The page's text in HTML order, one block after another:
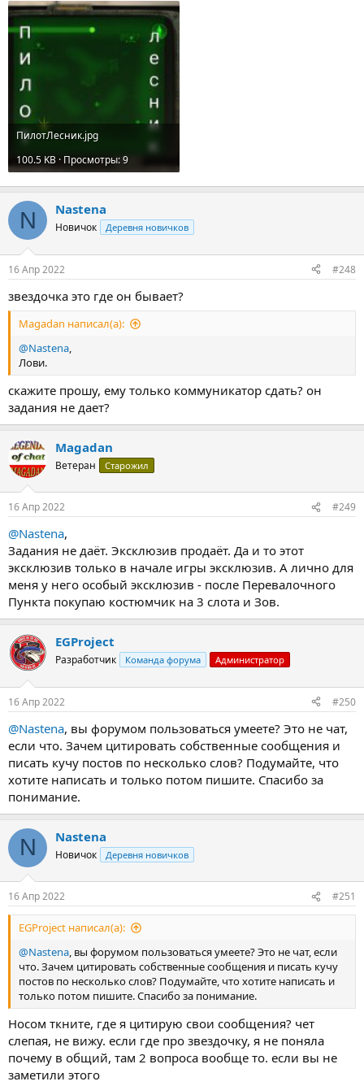
ПилотЛесник.jpg
100.5 KB · Просмотры: 9
N Nastena
Новичок Деревня новичков
16 Апр 2022 #248
звездочка это где он бывает?
Magadan написал(а):
@Nastena,
Лови.
скажите прошу, ему только коммуникатор сдать? он
задания не дает?
Magadan
Ветеран Старожил
16 Апр 2022 #249
@Nastena,
Задания не даёт. Эксклюзив продаёт. Да и то этот
эксклюзив только в начале игры эксклюзив. А лично для
меня у него особый эксклюзив - после Перевалочного
Пункта покупаю костюмчик на 3 слота и Зов.
EGProject
Разработчик Команда форума Администратор
16 Апр 2022 #250
@Nastena, вы форумом пользоваться умеете? Это не чат,
если что. Зачем цитировать собственные сообщения и
писать кучу постов по несколько слов? Подумайте, что
хотите написать и только потом пишите. Спасибо за
понимание.
N Nastena
Новичок Деревня новичков
16 Апр 2022 #251
EGProject написал(а):
@Nastena, вы форумом пользоваться умеете? Это не чат, если
что. Зачем цитировать собственные сообщения и писать кучу
постов по несколько слов? Подумайте, что хотите написать и
только потом пишите. Спасибо за понимание.
Носом ткните, где я цитирую свои сообщения? чет
слепая, не вижу. если где про звездочку, я не поняла
почему в общий, там 2 вопроса вообще то. если вы не
заметили этого